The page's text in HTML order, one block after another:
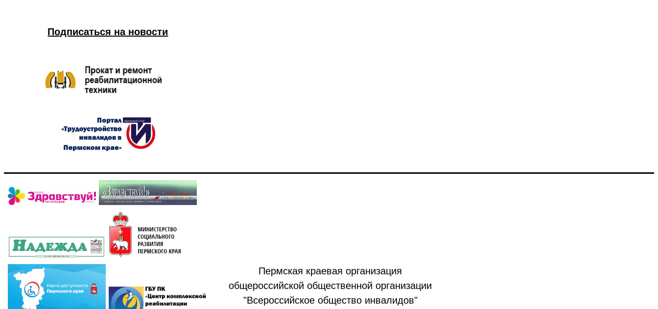
Подписаться на новости
Пермская краевая организация
общероссийской общественной организации
"Всероссийское общество инвалидов"